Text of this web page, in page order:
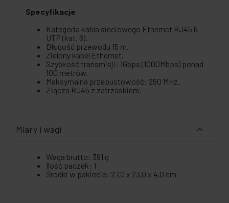
Specyfikacje
Kategoria kabla sieciowego Ethernet RJ45 6
UTP (kat. 6).
Długość przewodu 15 m.
Zielony kabel Ethernet.
Szybkość transmisji: 1Gbps (1000Mbps) ponad
100 metrów.
Maksymalna przepustowość: 250 MHz.
Złącza RJ45 z zatrzaskiem.
Miary i wagi
Waga brutto: 391 g
Ilość paczek: 1
Środki w pakiecie: 27.0 x 23.0 x 4.0 cm